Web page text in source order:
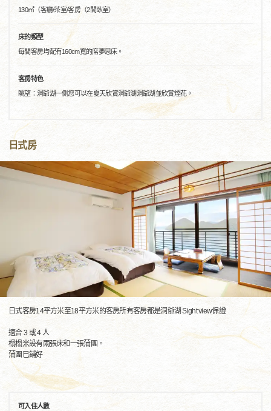
130㎡（客廳/茶室/客房（2間臥室）
床的類型
每間客房均配有160cm寬的席夢思床。
客房特色
眺望：洞爺湖一側您可以在夏天欣賞洞爺湖洞爺湖並欣賞煙花。
日式房
日式客房14平方米至18平方米的客房所有客房都是洞爺湖 Sight view保證
適合 3 或 4 人
榻榻米設有兩張床和一張蒲團。
蒲團已鋪好
可入住人數